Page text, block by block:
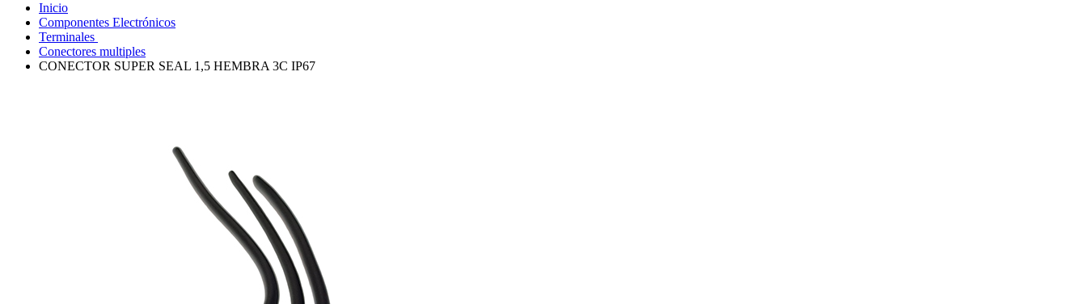
Inicio
Componentes Electrónicos
Terminales
Conectores multiples
CONECTOR SUPER SEAL 1,5 HEMBRA 3C IP67